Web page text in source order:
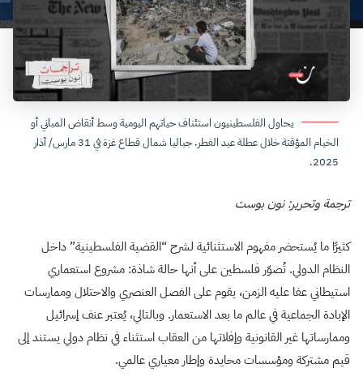
يحاول الفلسطينيون استئناف حياتهم اليومية وسط أنقاض المباني أو
الخيام المؤقتة خلال عطلة عيد الفطر. جباليا شمال قطاع غزة في 31 مارس/ آذار
2025.
ترجمة وتحرير: نون بوست
كثيرًا ما يُستحضر مفهوم الاستثنائية لشرح “القضية الفلسطينية” داخل
النظام الدولي. تُصوّر فلسطين على أنها حالة شاذة: مشروع استعماري
استيطاني عفا عليه الزمن، يقوم على الفصل العنصري والاحتلال وممارسات
الإبادة الجماعية في عالم ما بعد الاستعمار. وبالتالي، يُعتبر عنف إسرائيل
وممارساتها غير القانونية وإفلاتها من العقاب استثناء في نظام دولي يستند إلى
قيم مشتركة ومؤسسات محايدة وإطار معياري عالمي.